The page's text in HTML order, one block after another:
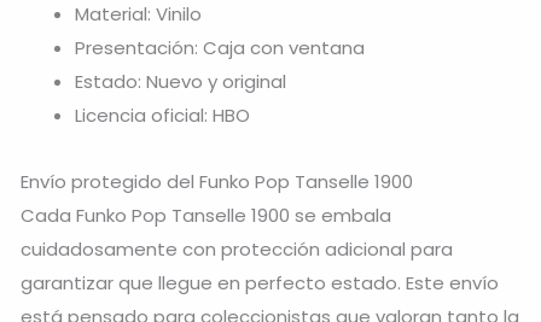
Material: Vinilo
Presentación: Caja con ventana
Estado: Nuevo y original
Licencia oficial: HBO
Envío protegido del Funko Pop Tanselle 1900
Cada Funko Pop Tanselle 1900 se embala
cuidadosamente con protección adicional para
garantizar que llegue en perfecto estado. Este envío
está pensado para coleccionistas que valoran tanto la